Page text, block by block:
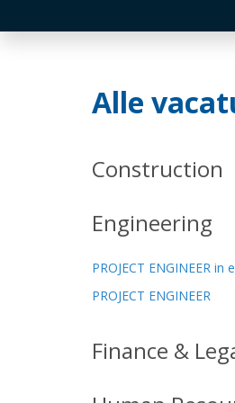
Alle
Construction
Engineering
PROJECT ENGINEER in
PROJECT ENGINEER
Finance &